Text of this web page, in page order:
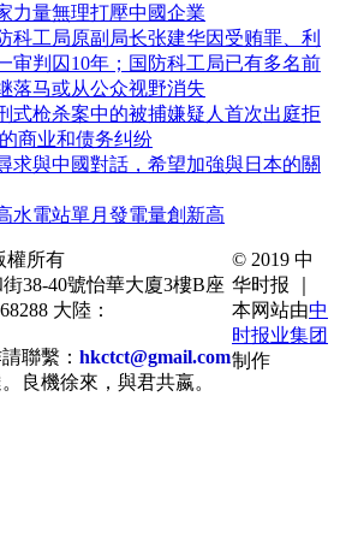
力量無理打壓中國企業
科工局原副局长张建华因受贿罪、利
审判囚10年；国防科工局已有多名前
落马或从公众视野消失
式枪杀案中的被捕嫌疑人首次出庭拒
商业和债务纠纷
求與中國對話，希望加強與日本的關
水電站單月發電量創新高
權所有
38-40號怡華大廈3樓B座
大陸：
聯繫： hkctct@gmail.com
良機徐來，與君共嬴。
© 2019 中
华时报 ｜
本网站由中
时报业集团
制作